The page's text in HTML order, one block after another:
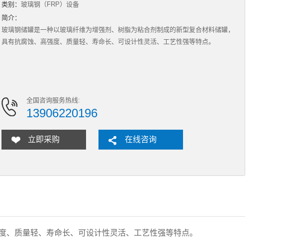
类别： 玻璃钢（FRP）设备
简介：
玻璃钢储罐是一种以玻璃纤维为增强剂、树脂为粘合剂制成的新型复合材料储罐，
具有抗腐蚀、高强度、质量轻、寿命长、可设计性灵活、工艺性强等特点。
全国咨询服务热线:
13906220196
立即采购 在线咨询
质量轻、寿命长、可设计性灵活、工艺性强等特点。